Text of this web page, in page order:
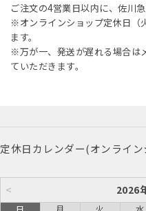
ご注文の4営業日以内に、佐川
※オンラインショップ定休日（
ます。
※万が一、発送が遅れる場合は
ていただきます。
定休日カレンダー(オンライン
< 2026
日 月 火 水